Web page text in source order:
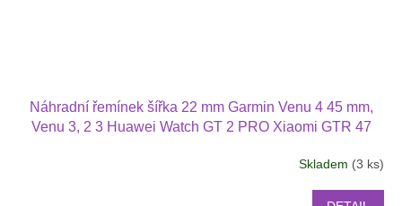
Náhradní řemínek šířka 22 mm Garmin Venu 4 45 mm,
Venu 3, 2 3 Huawei Watch GT 2 PRO Xiaomi GTR 47
Skladem (3 ks)